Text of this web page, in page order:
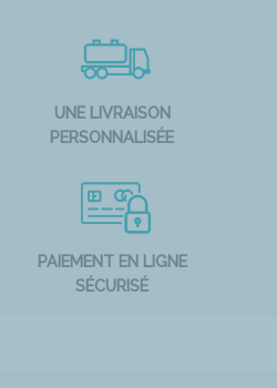
UNE LIVRAISON
PERSONNALISÉE
PAIEMENT EN LIGNE
SÉCURISÉ